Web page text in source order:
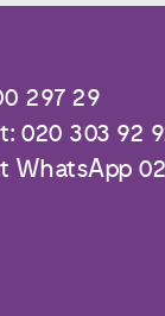
297 29
020 303 92